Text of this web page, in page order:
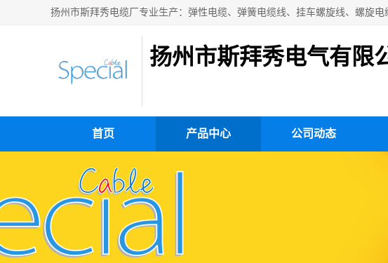
扬州市斯拜秀电气有限
首页 产品中心 公司动态